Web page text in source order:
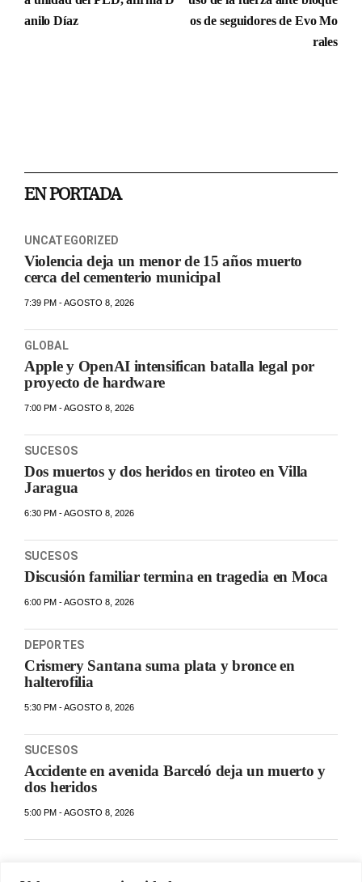
anilo Díaz
os de seguidores de Evo Mo
rales
EN PORTADA
UNCATEGORIZED
Violencia deja un menor de 15 años muerto
cerca del cementerio municipal
7:39 PM - AGOSTO 8, 2026
GLOBAL
Apple y OpenAI intensifican batalla legal por
proyecto de hardware
7:00 PM - AGOSTO 8, 2026
SUCESOS
Dos muertos y dos heridos en tiroteo en Villa
Jaragua
6:30 PM - AGOSTO 8, 2026
SUCESOS
Discusión familiar termina en tragedia en Moca
6:00 PM - AGOSTO 8, 2026
DEPORTES
Crismery Santana suma plata y bronce en
halterofilia
5:30 PM - AGOSTO 8, 2026
SUCESOS
Accidente en avenida Barceló deja un muerto y
dos heridos
5:00 PM - AGOSTO 8, 2026